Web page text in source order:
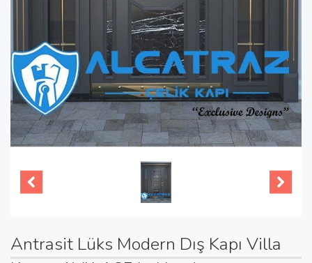
Antrasit Lüks Modern Dış Kapı Villa